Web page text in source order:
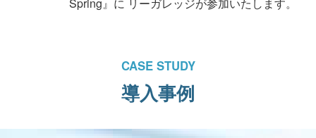
Spring』に リーガレッジが参加いたします。
CASE STUDY
導入事例